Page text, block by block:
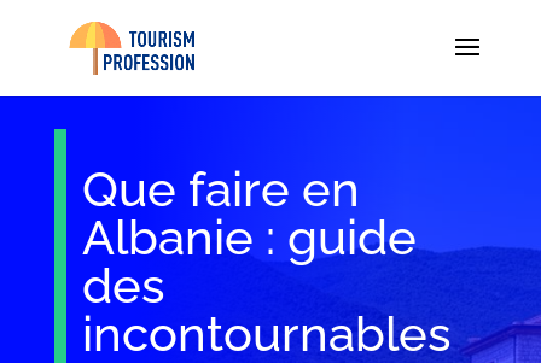
Que faire en
Albanie : guide
des
incontournables